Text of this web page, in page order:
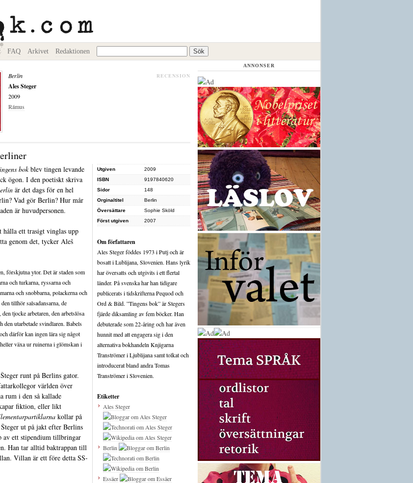
FAQ Arkivet Redaktionen
RECENSION
Berlin
Ales Steger
2009
Rámus
Utgiven
2009
ISBN
9197840620
Sidor
148
Orginaltitel
Berlin
Översättare
Sophie Sköld
Först utgiven
2007
Om författaren
Ales Steger föddes 1973 i Putj och är
bosatt i Lublijana, Slovenien. Hans lyrik
har översatts och utgivits i ett flertal
länder. På svenska har han tidigare
publicerats i tidskrifterna Pequod och
Ord & Bild. ”Tingens bok” är Stegers
fjärde diksamling av fem böcker. Han
debuterade som 22-åring och har även
hunnit med att engagera sig i den
alternativa bokhandeln Knjigarna
Tranströmer i Ljublijana samt tolkat och
introducerat bland andra Tomas
Tranströmer i Slovenien.
Etiketter
Ales Steger
Berlin
Essäer
bokblev tingen levande
ögon. I den poetiskt skriva
är det dags för en hel
Vad gör Berlin? Hur mår
är huvudpersonen.
hålla ett trasigt vinglas upp
genom det, tycker Aleš
förskjutna ytor. Det är staden som
och turkarna, ryssarna och
och snobbarna, polackerna och
tillhör salsadansarna, de
tjocke arbetaren, den arbetslösa
den utarbetade svindlaren. Babels
därför kan ingen lära sig något
växa ur ruinerna i glömskan i
runt på Berlins gator.
världen över
rum i den så kallade
fiktion, eller likt
kollar på
ut på jakt efter Berlins
av ett stipendium tillbringar
Han tar alltid baktrappan till
Villan är ett före detta SS-
ANNONSER